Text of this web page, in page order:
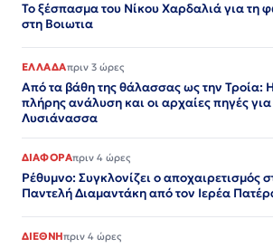
Το ξέσπασμα του Νίκου Χαρδαλιά για τη
στη Βοιωτια
ΕΛΛΑΔΑπριν 3 ώρες
Από τα βάθη της θάλασσας ως την Τροία: Η
πλήρης ανάλυση και οι αρχαίες πηγές για
Λυσιάνασσα
ΔΙΑΦΟΡΑπριν 4 ώρες
Ρέθυμνο: Συγκλονίζει ο αποχαιρετισμός
Παντελή Διαμαντάκη από τον Ιερέα
ΔΙΕΘΝΗπριν 4 ώρες